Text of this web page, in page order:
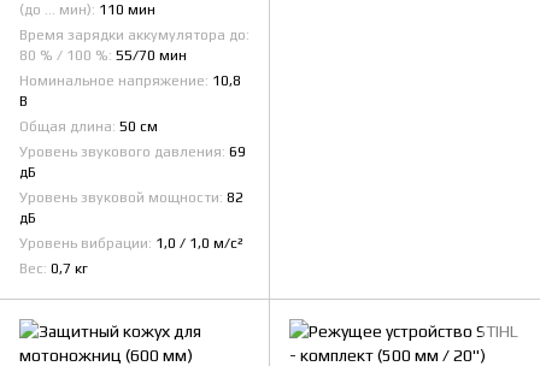
(до ... мин) 110 мин
Время зарядки аккумулятора до:
80 % / 100 % 55/70 мин
Номинальное напряжение 10,8
В
Общая длина 50 см
Уровень звукового давления 69
дБ
Уровень звуковой мощности 82
дБ
Уровень вибрации 1,0 / 1,0 м/с²
Вес 0,7 кг